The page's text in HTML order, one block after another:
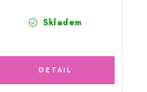
Skladem